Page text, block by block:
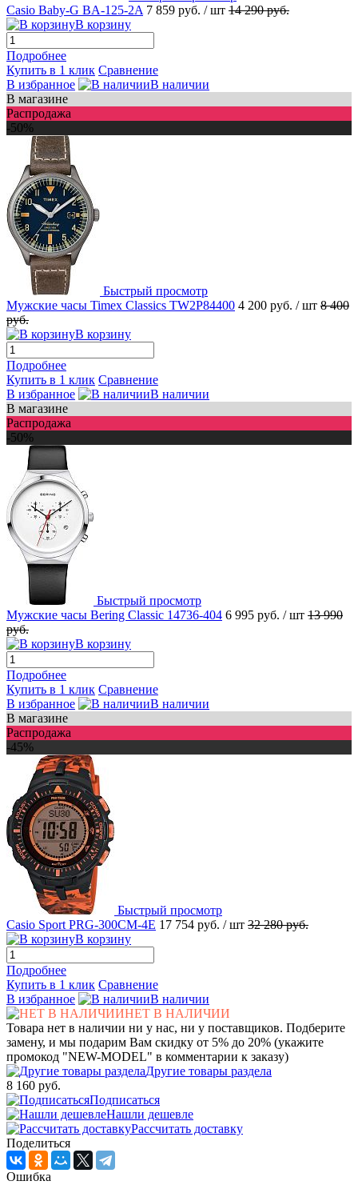
Casio Baby-G BA-125-2A 7 859 руб. / шт 14 290 руб.
В корзину
Подробнее
Купить в 1 клик Сравнение
В избранное
В наличии
В магазине
Распродажа
-50%
Быстрый просмотр
Мужские часы Timex Classics TW2P84400 4 200 руб. / шт 8 400
руб.
В корзину
Подробнее
Купить в 1 клик Сравнение
В избранное
В наличии
В магазине
Распродажа
-50%
Быстрый просмотр
Мужские часы Bering Classic 14736-404 6 995 руб. / шт 13 990
руб.
В корзину
Подробнее
Купить в 1 клик Сравнение
В избранное
В наличии
В магазине
Распродажа
-45%
Быстрый просмотр
Casio Sport PRG-300CM-4E 17 754 руб. / шт 32 280 руб.
В корзину
Подробнее
Купить в 1 клик Сравнение
В избранное
В наличии
НЕТ В НАЛИЧИИ
Товара нет в наличии ни у нас, ни у поставщиков. Подберите
замену, и мы подарим Вам скидку от 5% до 20% (укажите
промокод "NEW-MODEL" в комментарии к заказу)
Другие товары раздела
8 160 руб.
Подписаться
Нашли дешевле
Рассчитать доставку
Поделиться
Ошибка